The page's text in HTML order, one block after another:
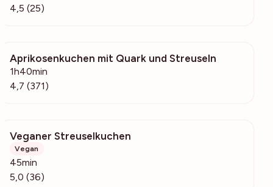
4,5 (25)
Aprikosenkuchen mit Quark und Streuseln
1h40min
4,7 (371)
Veganer Streuselkuchen
Vegan
45min
5,0 (36)